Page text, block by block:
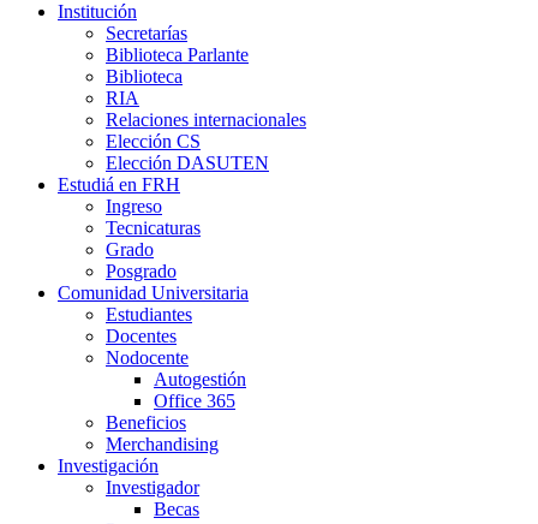
Institución
Secretarías
Biblioteca Parlante
Biblioteca
RIA
Relaciones internacionales
Elección CS
Elección DASUTEN
Estudiá en FRH
Ingreso
Tecnicaturas
Grado
Posgrado
Comunidad Universitaria
Estudiantes
Docentes
Nodocente
Autogestión
Office 365
Beneficios
Merchandising
Investigación
Investigador
Becas